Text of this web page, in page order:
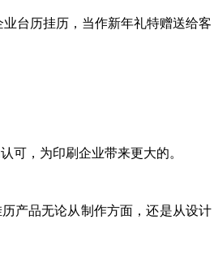
台历挂历，当作新年礼特赠送给客
，为印刷企业带来更大的。
历产品无论从制作方面，还是从设计